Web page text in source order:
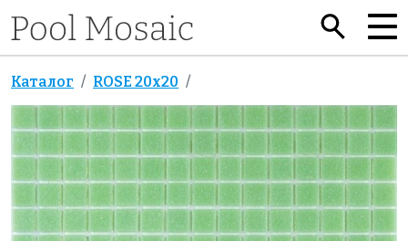
Каталог ROSE 20x20